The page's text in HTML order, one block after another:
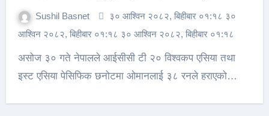
Sushil Basnet
३० आश्विन २०८२, बिहीबार ०१:१८ ३०
आश्विन २०८२, बिहीबार ०१:१८ ३० आश्विन २०८२, बिहीबार ०१:१८
असोज ३० गते नेपालले आईसीसी टी २० विश्वकप एसिया तथा
इस्ट एसिया पेसिफिक छनोटमा ओमानलाई ३८ रनले हराएको…